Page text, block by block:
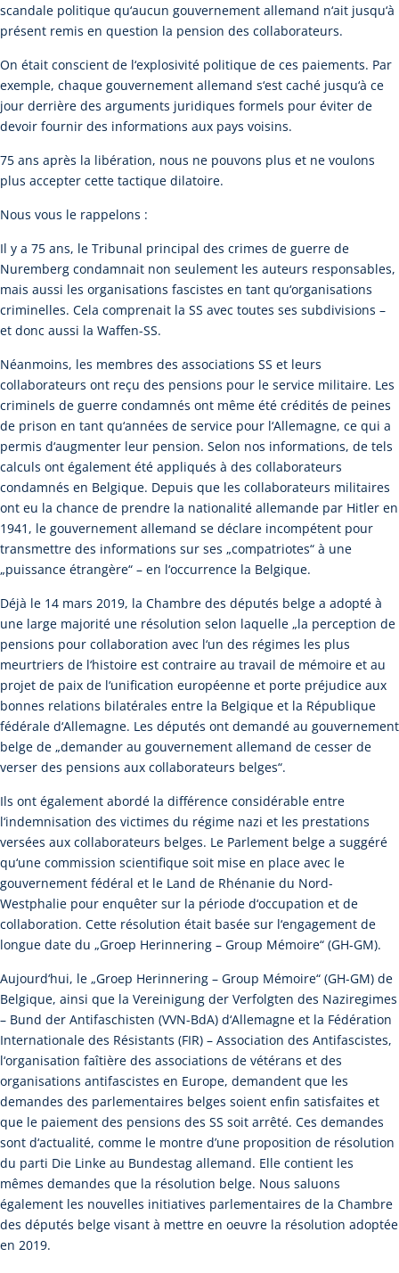
scandale politique qu‘aucun gouvernement allemand n‘ait jusqu‘à
présent remis en question la pension des collaborateurs.
On était conscient de l‘explosivité politique de ces paiements. Par
exemple, chaque gouvernement allemand s‘est caché jusqu‘à ce
jour derrière des arguments juridiques formels pour éviter de
devoir fournir des informations aux pays voisins.
75 ans après la libération, nous ne pouvons plus et ne voulons
plus accepter cette tactique dilatoire.
Nous vous le rappelons :
Il y a 75 ans, le Tribunal principal des crimes de guerre de
Nuremberg condamnait non seulement les auteurs responsables,
mais aussi les organisations fascistes en tant qu‘organisations
criminelles. Cela comprenait la SS avec toutes ses subdivisions –
et donc aussi la Waffen-SS.
Néanmoins, les membres des associations SS et leurs
collaborateurs ont reçu des pensions pour le service militaire. Les
criminels de guerre condamnés ont même été crédités de peines
de prison en tant qu‘années de service pour l‘Allemagne, ce qui a
permis d‘augmenter leur pension. Selon nos informations, de tels
calculs ont également été appliqués à des collaborateurs
condamnés en Belgique. Depuis que les collaborateurs militaires
ont eu la chance de prendre la nationalité allemande par Hitler en
1941, le gouvernement allemand se déclare incompétent pour
transmettre des informations sur ses „compatriotes“ à une
„puissance étrangère“ – en l‘occurrence la Belgique.
Déjà le 14 mars 2019, la Chambre des députés belge a adopté à
une large majorité une résolution selon laquelle „la perception de
pensions pour collaboration avec l‘un des régimes les plus
meurtriers de l‘histoire est contraire au travail de mémoire et au
projet de paix de l‘unification européenne et porte préjudice aux
bonnes relations bilatérales entre la Belgique et la République
fédérale d‘Allemagne. Les députés ont demandé au gouvernement
belge de „demander au gouvernement allemand de cesser de
verser des pensions aux collaborateurs belges“.
Ils ont également abordé la différence considérable entre
l‘indemnisation des victimes du régime nazi et les prestations
versées aux collaborateurs belges. Le Parlement belge a suggéré
qu‘une commission scientifique soit mise en place avec le
gouvernement fédéral et le Land de Rhénanie du Nord-
Westphalie pour enquêter sur la période d‘occupation et de
collaboration. Cette résolution était basée sur l‘engagement de
longue date du „Groep Herinnering – Group Mémoire“ (GH-GM).
Aujourd‘hui, le „Groep Herinnering – Group Mémoire“ (GH-GM) de
Belgique, ainsi que la Vereinigung der Verfolgten des Naziregimes
– Bund der Antifaschisten (VVN-BdA) d‘Allemagne et la Fédération
Internationale des Résistants (FIR) – Association des Antifascistes,
l‘organisation faîtière des associations de vétérans et des
organisations antifascistes en Europe, demandent que les
demandes des parlementaires belges soient enfin satisfaites et
que le paiement des pensions des SS soit arrêté. Ces demandes
sont d‘actualité, comme le montre d’une proposition de résolution
du parti Die Linke au Bundestag allemand. Elle contient les
mêmes demandes que la résolution belge. Nous saluons
également les nouvelles initiatives parlementaires de la Chambre
des députés belge visant à mettre en oeuvre la résolution adoptée
en 2019.